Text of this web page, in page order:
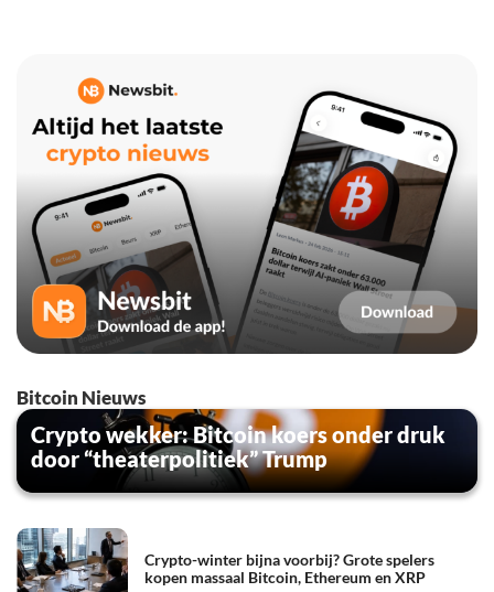
Bitcoin Nieuws
Crypto wekker: Bitcoin koers onder druk
door “theaterpolitiek” Trump
Crypto-winter bijna voorbij? Grote spelers
kopen massaal Bitcoin, Ethereum en XRP